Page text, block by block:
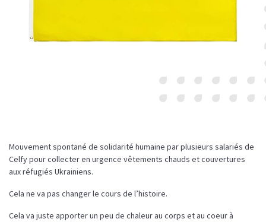
Mouvement spontané de solidarité humaine par plusieurs salariés de
Celfy pour collecter en urgence vêtements chauds et couvertures
aux réfugiés Ukrainiens.
Cela ne va pas changer le cours de l’histoire.
Cela va juste apporter un peu de chaleur au corps et au coeur à